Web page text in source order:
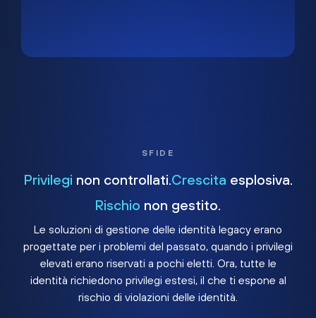
SFIDE
Privilegi non controllati. Crescita esplosiva.
Rischio non gestito.
Le soluzioni di gestione delle identità legacy erano
progettate per i problemi del passato, quando i privilegi
elevati erano riservati a pochi eletti. Ora, tutte le
identità richiedono privilegi estesi, il che ti espone al
rischio di violazioni delle identità.